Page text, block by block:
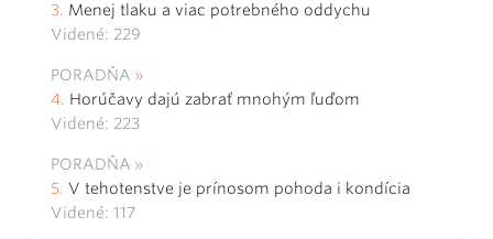
Menej tlaku a viac potrebného oddychu
Videné: 229
PORADŇA
Horúčavy dajú zabrať mnohým ľuďom
Videné: 223
PORADŇA
V tehotenstve je prínosom pohoda i kondícia
Videné: 117